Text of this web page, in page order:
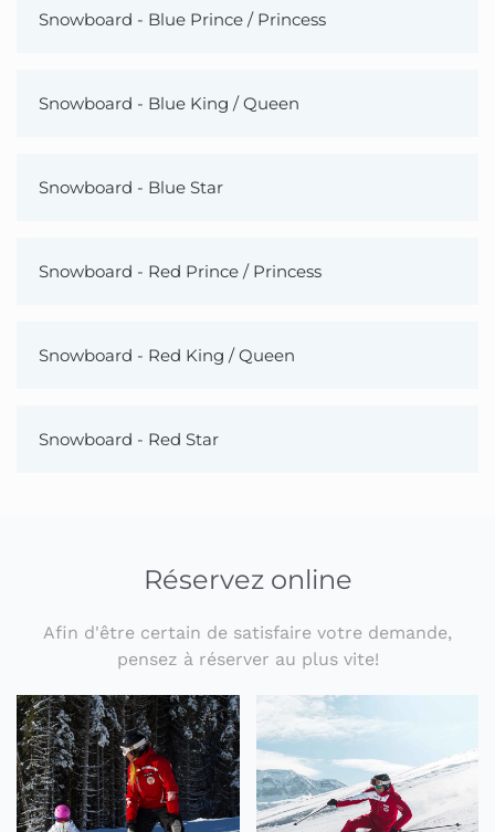
Snowboard - Blue Prince / Princess
Snowboard - Blue King / Queen
Snowboard - Blue Star
Snowboard - Red Prince / Princess
Snowboard - Red King / Queen
Snowboard - Red Star
Réservez online
Afin d'être certain de satisfaire votre demande,
pensez à réserver au plus vite!